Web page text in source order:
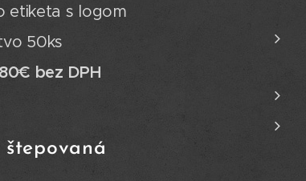
etiketa s logom
50ks
bez DPH
štepovaná